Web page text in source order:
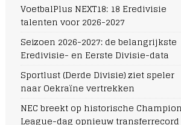
VoetbalPlus NEXT18: 18 Eredivisie
talenten voor 2026-2027
Seizoen 2026-2027: de belangrijkste
Eredivisie- en Eerste Divisie-data
Sportlust (Derde Divisie) ziet speler
naar Oekraïne vertrekken
NEC breekt op historische
League-dag opnieuw transferrecord